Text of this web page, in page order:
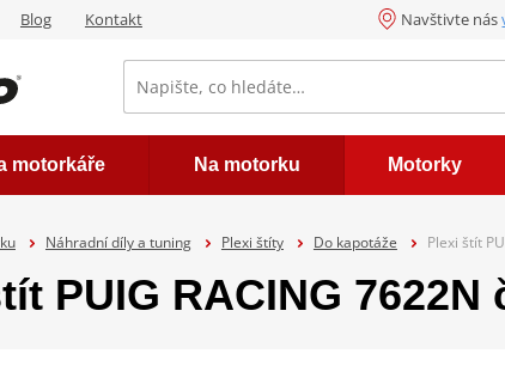
Blog Kontakt Navštivte nás
motorkáře Na motorku Motorky
Náhradní díly a tuning Plexi štíty Do kapotáže Plexi štít
PUIG RACING 7622N